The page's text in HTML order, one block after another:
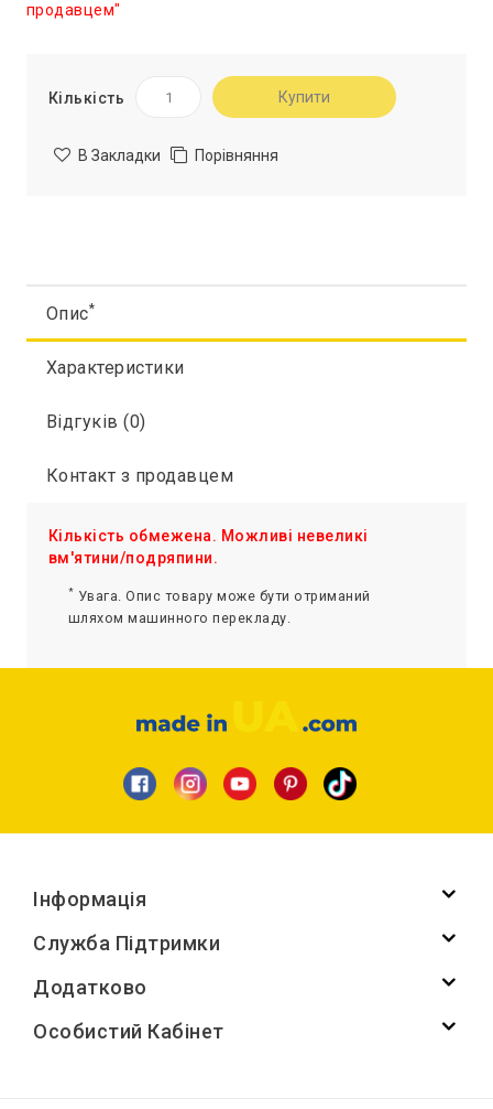
продавцем"
Кількість Купити
В Закладки Порівняння
Опис*
Характеристики
Відгуків (0)
Контакт з продавцем
Кількість обмежена. Можливі невеликі
вм'ятини/подряпини.
* Увага. Опис товару може бути отриманий
шляхом машинного перекладу.
Інформація
Служба Підтримки
Додатково
Особистий Кабінет